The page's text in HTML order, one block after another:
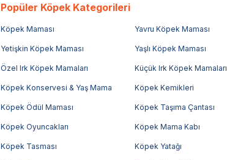
Popüler Köpek Kategorileri
Köpek Maması Yavru Köpek Maması
Yetişkin Köpek Maması Yaşlı Köpek Maması
Özel Irk Köpek Mamaları Küçük Irk Köpek Mamaları
Köpek Konservesi & Yaş Mama Köpek Kemikleri
Köpek Ödül Maması Köpek Taşıma Çantası
Köpek Oyuncakları Köpek Mama Kabı
Köpek Tasması Köpek Yatağı